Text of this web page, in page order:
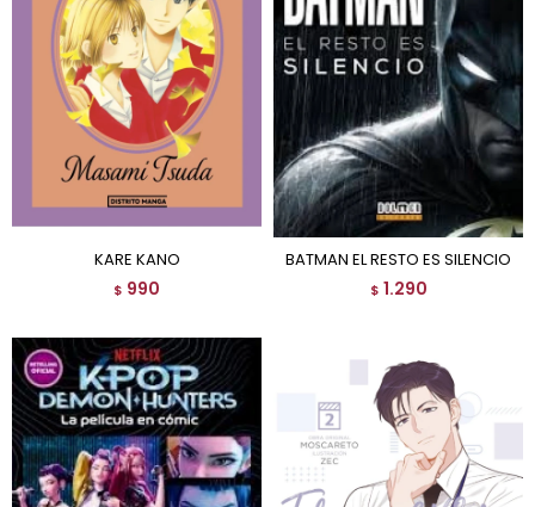
KARE KANO
$ 990
BATMAN EL RESTO ES SILENCIO
$ 1.290